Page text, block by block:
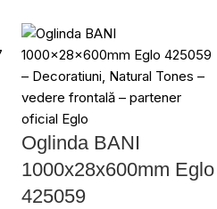
Oglinda BANI
1000x28x600mm Eglo
425059